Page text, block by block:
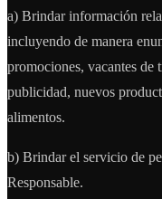
a) Brindar información
incluyendo de manera
promociones, vacantes de
publicidad, nuevos
alimentos.
b) Brindar el servicio de
Responsable.